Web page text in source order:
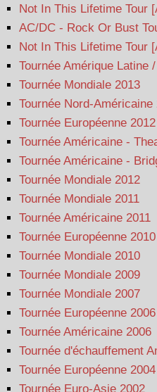
Not In This Lifetime Tour
AC/DC - Rock Or Bust
Not In This Lifetime Tour
Tournée Amérique Latine
Tournée Mondiale 2013
Tournée Nord-Américaine
Tournée Européenne 2012
Tournée Américaine -
Tournée Américaine -
Tournée Mondiale 2012
Tournée Mondiale 2011
Tournée Américaine 2011
Tournée Européenne 2010
Tournée Mondiale 2010
Tournée Mondiale 2009
Tournée Mondiale 2007
Tournée Européenne 2006
Tournée Américaine 2006
Tournée d'échauffement
Tournée Européenne 2004
Tournée Euro-Asie 2002